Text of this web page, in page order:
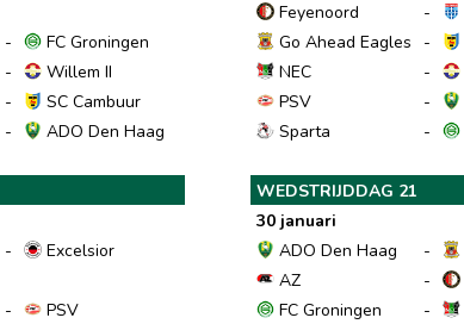
-
FC Groningen
-
Willem II
-
SC Cambuur
- ADO Den Haag
-
Excelsior
-
PSV
Feyenoord
-
Go Ahead Eagles
-
NEC
-
PSV
-
Sparta
-
WEDSTRIJDDAG 21
30 januari
ADO Den Haag
-
AZ
-
FC Groningen
-